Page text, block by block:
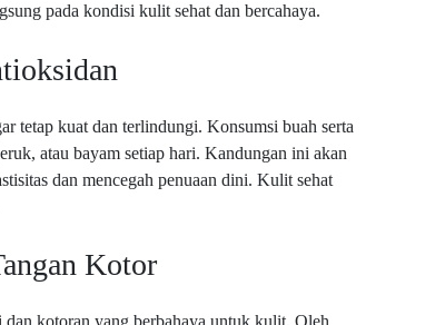
pada kondisi kulit sehat dan bercahaya.
tetap kuat dan terlindungi. Konsumsi buah serta
atau bayam setiap hari. Kandungan ini akan
dan mencegah penuaan dini. Kulit sehat
Kotor